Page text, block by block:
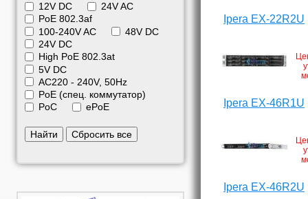
12V DC
24V AC
PoE 802.3af
100-240V AC
48V DC
24V DC
High PoE 802.3at
5V DC
АС220 - 240V, 50Hz
PoE (спец. коммутатор)
PoC
ePoE
Найти Сбросить все
Ipera EX-22R2U
Ipera EX-46R1U
Ipera EX-46R2U